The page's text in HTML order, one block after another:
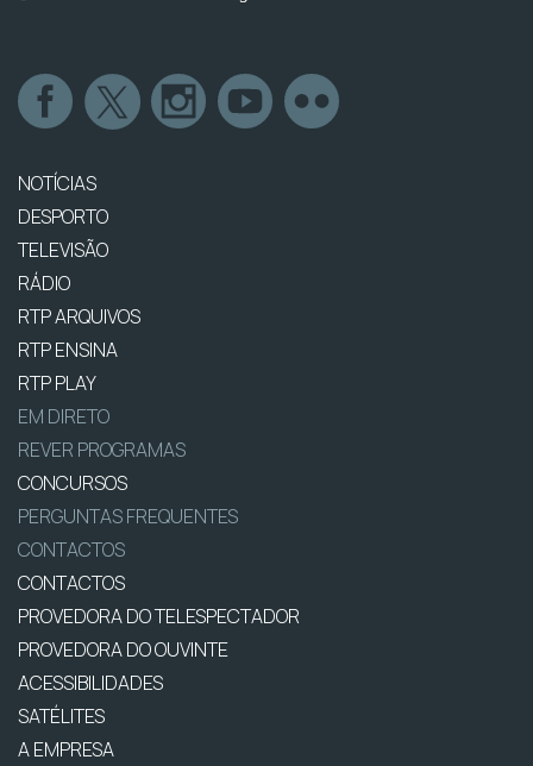
NOTÍCIAS
DESPORTO
TELEVISÃO
RÁDIO
RTP ARQUIVOS
RTP ENSINA
RTP PLAY
EM DIRETO
REVER PROGRAMAS
CONCURSOS
PERGUNTAS FREQUENTES
CONTACTOS
CONTACTOS
PROVEDORA DO TELESPECTADOR
PROVEDORA DO OUVINTE
ACESSIBILIDADES
SATÉLITES
A EMPRESA